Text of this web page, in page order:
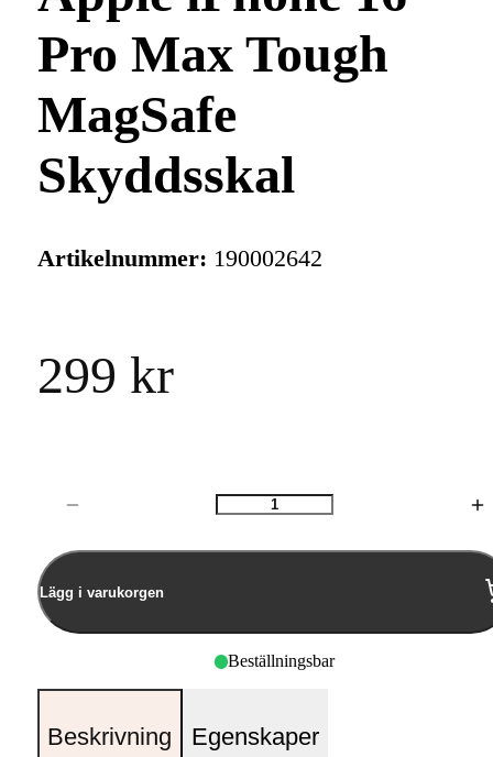
Pro Max Tough
MagSafe
Skyddsskal
Artikelnummer: 190002642
299 kr
Antal
Lägg i varukorgen
Beställningsbar
Beskrivning Egenskaper